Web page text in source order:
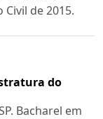
de 2015.
do
Bacharel em